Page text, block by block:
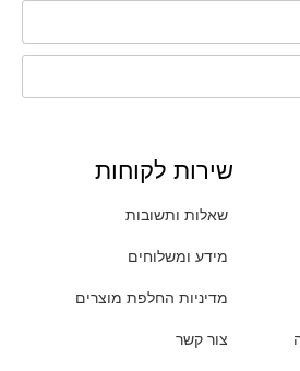
שירות לקוחות
שאלות ותשובות
מידע ומשלוחים
מדיניות החלפת מוצרים
צור קשר